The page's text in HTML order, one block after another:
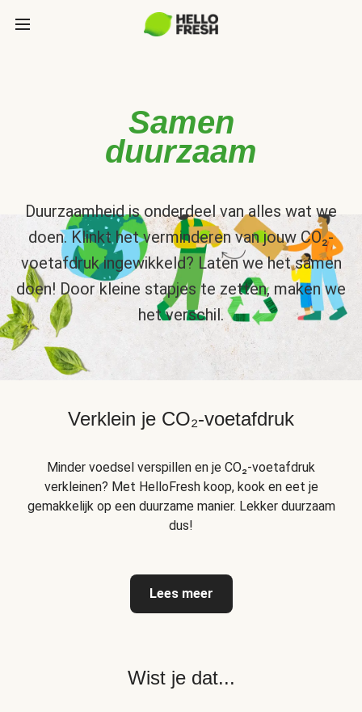
Samen
duurzaam
Duurzaamheid is onderdeel van alles wat we
doen. Klinkt het verminderen van jouw CO₂-
voetafdruk ingewikkeld? Laten we het samen
doen! Door kleine stapjes te zetten, maken we
het verschil.
Verklein je CO₂-voetafdruk
Minder voedsel verspillen en je CO₂-voetafdruk
verkleinen? Met HelloFresh koop, kook en eet je
gemakkelijk op een duurzame manier. Lekker duurzaam
dus!
Lees meer
Wist je dat...